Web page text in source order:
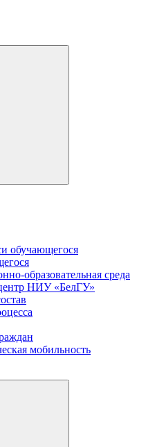
обучающегося
образовательная среда
НИУ «БелГУ»
мобильность